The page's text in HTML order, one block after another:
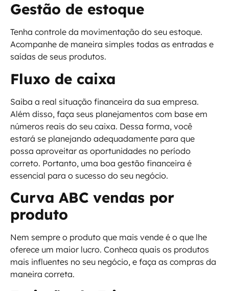
Gestão de estoque
Tenha controle da movimentação do seu estoque.
Acompanhe de maneira simples todas as entradas e
saídas de seus produtos.
Fluxo de caixa
Saiba a real situação financeira da sua empresa.
Além disso, faça seus planejamentos com base em
números reais do seu caixa. Dessa forma, você
estará se planejando adequadamente para que
possa aproveitar as oportunidades no período
correto. Portanto, uma boa gestão financeira é
essencial para o sucesso do seu negócio.
Curva ABC vendas por
produto
Nem sempre o produto que mais vende é o que lhe
oferece um maior lucro. Conheca quais os produtos
mais influentes no seu negócio, e faça as compras da
maneira correta.